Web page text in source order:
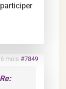
mois #7849
Re: